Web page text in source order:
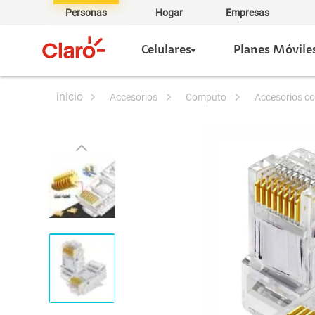
Personas Hogar Empresas
Celulares Planes
accesorios computo accesorios